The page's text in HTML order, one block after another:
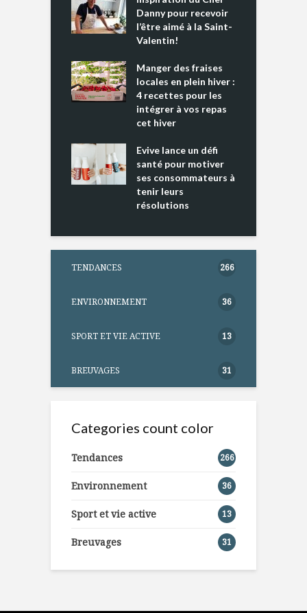
Danny pour recevoir
l’être aimé à la Saint-
Valentin!
Manger des fraises
locales en plein hiver :
4 recettes pour les
intégrer à vos repas
cet hiver
Evive lance un défi
santé pour motiver
ses consommateurs à
tenir leurs
résolutions
TENDANCES 266
ENVIRONNEMENT 36
SPORT ET VIE ACTIVE 13
BREUVAGES 31
Categories count color
Tendances 266
Environnement 36
Sport et vie active 13
Breuvages 31